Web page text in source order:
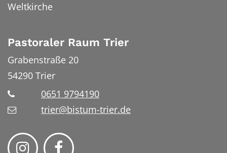
Weltkirche
Pastoraler Raum Trier
Grabenstraße 20
54290 Trier
0651 9794190
trier@bistum-trier.de